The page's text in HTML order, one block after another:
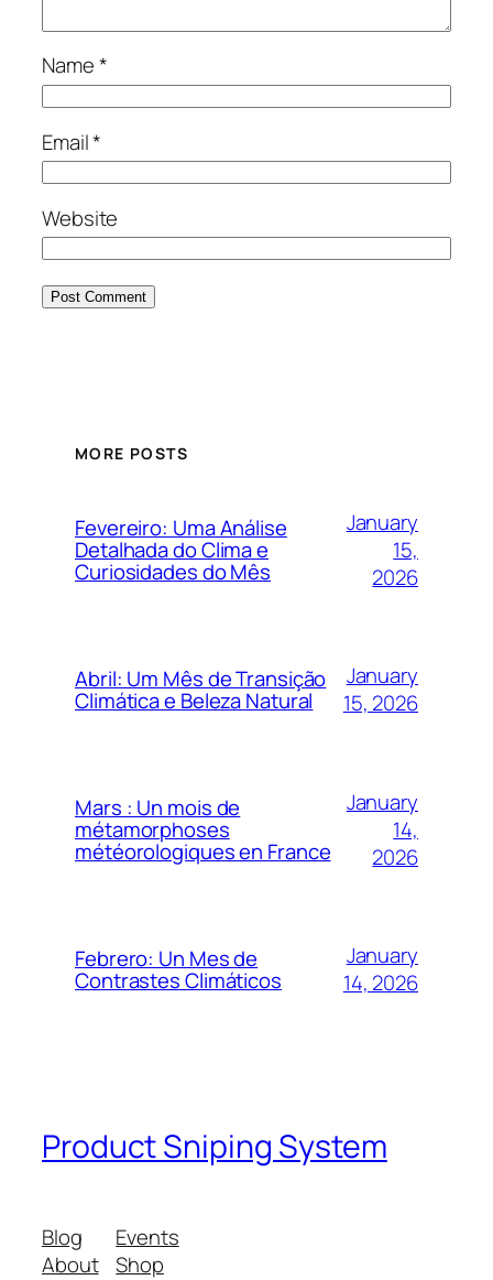
Name*
Email*
Website
MORE POSTS
Fevereiro: Uma Análise
Detalhada do Clima e
Curiosidades do Mês
January
15,
2026
Abril: Um Mês de Transição
Climática e Beleza Natural
January
15, 2026
Mars : Un mois de
métamorphoses
météorologiques en France
January
14,
2026
Febrero: Un Mes de
Contrastes Climáticos
January
14, 2026
Product Sniping System
Blog
About
Events
Shop